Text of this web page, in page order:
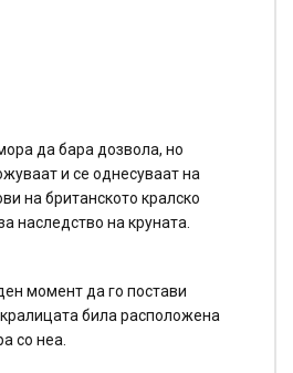
да бара дозвола, но
и се однесуваат на
на британското кралско
наследство на круната.
момент да го постави
била расположена
со неа.